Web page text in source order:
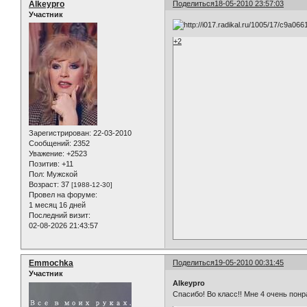
Поделиться18-05-2010 23:57:03
Alkeypro
Участник
Зарегистрирован: 22-03-2010
Сообщений: 2352
Уважение: +2523
Позитив: +11
Пол: Мужской
Возраст: 37 [1988-12-30]
Провел на форуме:
1 месяц 16 дней
Последний визит:
02-08-2026 21:43:57
+2
Поделиться19-05-2010 00:31:45
Emmochka
Участник
Alkeypro
Спасибо! Во класс!! Мне 4 очень